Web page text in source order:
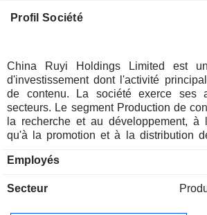
Profil Société
China Ruyi Holdings Limited est
d'investissement dont l'activité
de contenu. La société exerce ses
secteurs. Le segment Production de
la recherche et au développement, à
qu'à la promotion et à la distribution
Gaming Business exploite
de jeux par l'intermédiaire de sa
Employés
Secteur